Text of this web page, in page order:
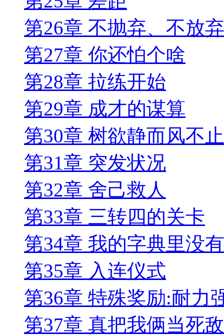
第26章 不抛弃、不放弃
第27章 你还怕个啥
第28章 拉练开始
第29章 成才的谋算
第30章 树欲静而风不止
第31章 突发状况
第32章 舍己救人
第33章 三转四的关卡
第34章 我的字典里没
第35章 入连仪式
第36章 特殊奖励:耐力
第37章 真把我俩当死